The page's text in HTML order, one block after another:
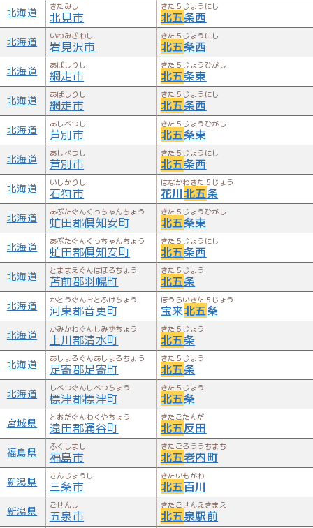
北海道 きたみし
北見市
きた５じょうにし
北五条西
北海道 いわみざわし
岩見沢市
きた５じょうにし
北五条西
北海道 あばしりし
網走市
きた５じょうひがし
北五条東
北海道 あばしりし
網走市
きた５じょうにし
北五条西
北海道 あしべつし
芦別市
きた５じょうひがし
北五条東
北海道 あしべつし
芦別市
きた５じょうにし
北五条西
北海道 いしかりし
石狩市
はなかわきた５じょう
花川北五条
北海道 あぶたぐんくっちゃんちょう
虻田郡倶知安町
きた５じょうひがし
北五条東
北海道 あぶたぐんくっちゃんちょう
虻田郡倶知安町
きた５じょうにし
北五条西
北海道 とままえぐんはぼろちょう
苫前郡羽幌町
きた５じょう
北五条
北海道 かとうぐんおとふけちょう
河東郡音更町
ほうらいきた５じょう
宝来北五条
北海道 かみかわぐんしみずちょう
上川郡清水町
きた５じょう
北五条
北海道 あしょろぐんあしょろちょう
足寄郡足寄町
きた５じょう
北五条
北海道 しべつぐんしべつちょう
標津郡標津町
きた５じょう
北五条
宮城県 とおだぐんわくやちょう
遠田郡涌谷町
きたごたんだ
北五反田
福島県 ふくしまし
福島市
きたごろううちまち
北五老内町
新潟県 さんじょうし
三条市
きたいもがわ
北五百川
新潟県 ごせんし
五泉市
きたごせんえきまえ
北五泉駅前